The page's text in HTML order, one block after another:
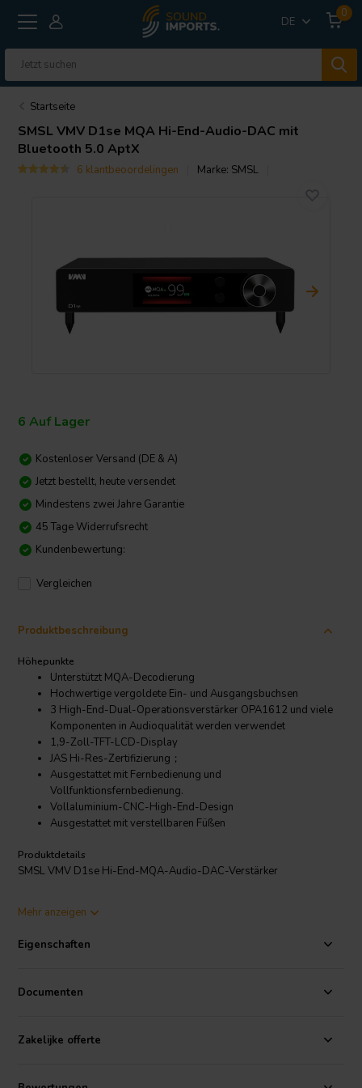
DE
0
Startseite
SMSL VMV D1se MQA Hi-End-Audio-DAC mit
Bluetooth 5.0 AptX
6 klantbeoordelingen Marke: SMSL
6 Auf Lager
Kostenloser Versand (DE & A)
Jetzt bestellt, heute versendet
Mindestens zwei Jahre Garantie
45 Tage Widerrufsrecht
Kundenbewertung:
Vergleichen
Produktbeschreibung
Höhepunkte
Unterstützt MQA-Decodierung
Hochwertige vergoldete Ein- und Ausgangsbuchsen
3 High-End-Dual-Operationsverstärker OPA1612 und viele
Komponenten in Audioqualität werden verwendet
1,9-Zoll-TFT-LCD-Display
JAS Hi-Res-Zertifizierung；
Ausgestattet mit Fernbedienung und
Vollfunktionsfernbedienung.
Vollaluminium-CNC-High-End-Design
Ausgestattet mit verstellbaren Füßen
Produktdetails
SMSL VMV D1se Hi-End-MQA-Audio-DAC-Verstärker
SMSLhat seinen neuesten Premium-Desktop-DAC, den SMSL VMV
eingeführt, die in erster Linie auf Premium-Produkte wie den VMV A1
Amplifier und jetzt die neueste Markteinführung, den VMV D1se
Desktop MQA DAC, abzielt. Es ist mit allen fortschrittlichen
Flaggschiff-32-Bit-8-Kanal-Decodierungschip, einem dedizierten
Stromversorgungschip für den DAC-Chip, dem neuesten XMOS-
es auszeichnen abseits der Konkurrenz.
Mehr anzeigen
Eigenschaften
Documenten
Zakelijke offerte